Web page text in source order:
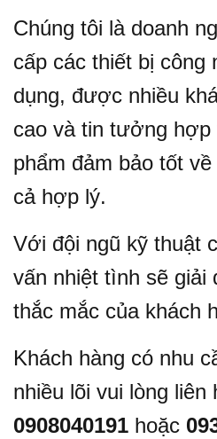
Chúng tôi là doanh
cấp các thiết bị công
dụng, được nhiều
cao và tin tưởng hợp
phẩm đảm bảo tốt
cả hợp lý.
Với đội ngũ kỹ thuật
vấn nhiệt tình sẽ giải
thắc mắc của khách
Khách hàng có nhu
nhiều lõi vui lòng liên
0908040191 hoặc